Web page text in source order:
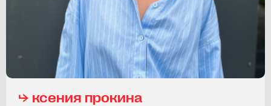
⮡ ксения прокина